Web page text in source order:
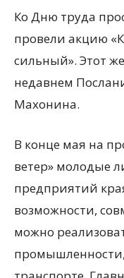
Ко Дню труда
провели акцию
сильный». Этот
недавнем
Махонина.
В конце мая на
ветер» молодые
предприятий
возможности,
можно